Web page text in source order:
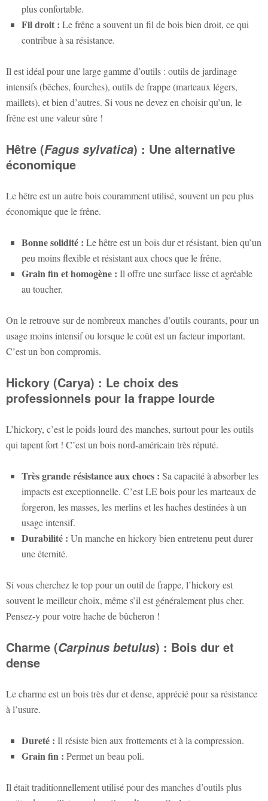
plus confortable.
Fil droit : Le frêne a souvent un fil de bois bien droit, ce qui
contribue à sa résistance.
Il est idéal pour une large gamme d’outils : outils de jardinage
intensifs (bêches, fourches), outils de frappe (marteaux légers,
maillets), et bien d’autres. Si vous ne devez en choisir qu’un, le
frêne est une valeur sûre !
Hêtre (Fagus sylvatica) : Une alternative
économique
Le hêtre est un autre bois couramment utilisé, souvent un peu plus
économique que le frêne.
Bonne solidité : Le hêtre est un bois dur et résistant, bien qu’un
peu moins flexible et résistant aux chocs que le frêne.
Grain fin et homogène : Il offre une surface lisse et agréable
au toucher.
On le retrouve sur de nombreux manches d’outils courants, pour un
usage moins intensif ou lorsque le coût est un facteur important.
C’est un bon compromis.
Hickory (Carya) : Le choix des
professionnels pour la frappe lourde
L’hickory, c’est le poids lourd des manches, surtout pour les outils
qui tapent fort ! C’est un bois nord-américain très réputé.
Très grande résistance aux chocs : Sa capacité à absorber les
impacts est exceptionnelle. C’est LE bois pour les marteaux de
forgeron, les masses, les merlins et les haches destinées à un
usage intensif.
Durabilité : Un manche en hickory bien entretenu peut durer
une éternité.
Si vous cherchez le top pour un outil de frappe, l’hickory est
souvent le meilleur choix, même s’il est généralement plus cher.
Pensez-y pour votre hache de bûcheron !
Charme (Carpinus betulus) : Bois dur et
dense
Le charme est un bois très dur et dense, apprécié pour sa résistance
à l’usure.
Dureté : Il résiste bien aux frottements et à la compression.
Grain fin : Permet un beau poli.
Il était traditionnellement utilisé pour des manches d’outils plus